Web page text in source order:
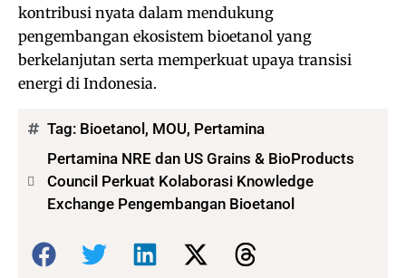
kontribusi nyata dalam mendukung
pengembangan ekosistem bioetanol yang
berkelanjutan serta memperkuat upaya transisi
energi di Indonesia.
Tag: Bioetanol, MOU, Pertamina
Pertamina NRE dan US Grains & BioProducts
Council Perkuat Kolaborasi Knowledge
Exchange Pengembangan Bioetanol
Bagikan: